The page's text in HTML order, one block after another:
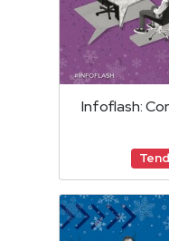
Infoflash: